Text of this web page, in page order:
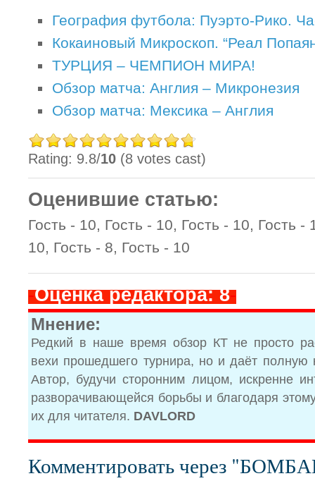
География футбола: Пуэрто-Рико.
Кокаиновый Микроскоп. “Реал
ТУРЦИЯ – ЧЕМПИОН МИРА!
Обзор матча: Англия – Микронезия
Обзор матча: Мексика – Англия
Rating: 9.8/10 (8 votes cast)
Оценившие статью:
Гость - 10, Гость - 10, Гость - 10, Гость -
10, Гость - 8, Гость - 10
-Оценка редактора: 8-
Мнение:
Редкий в наше время обзор КТ не просто
вехи прошедшего турнира, но и даёт полную
Автор, будучи сторонним лицом, искренне
разворачивающейся борьбы и благодаря
их для читателя. DAVLORD
Комментировать через